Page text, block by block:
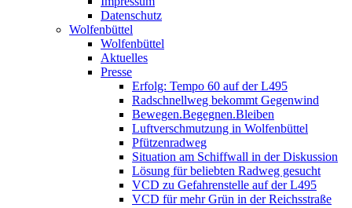
Datenschutz
Wolfenbüttel
Wolfenbüttel
Aktuelles
Presse
Erfolg: Tempo 60 auf der L495
Radschnellweg bekommt Gegenwind
Bewegen.Begegnen.Bleiben
Luftverschmutzung in Wolfenbüttel
Pfützenradweg
Situation am Schiffwall in der Diskussion
Lösung für beliebten Radweg gesucht
VCD zu Gefahrenstelle auf der L495
VCD für mehr Grün in der Reichsstraße